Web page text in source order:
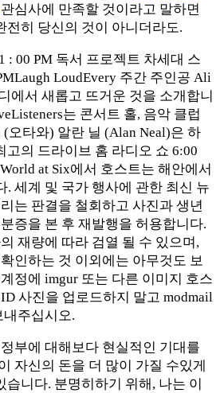
관심사에 만족할 것이라고 말하면
전히 당신의 것이 아니더라도.
: 00 PM 독서 프로젝트 차세대 스
LoudEvery 주간 주인공 Ali
에서 새롭고 뜨거운 것을 소개합니
는 콘서트 홀, 음악 클럽
오타와) 알란 닐 (Alan Neal)은 하
고의 드라이브 홈 라디오 쇼 6:00
at Six에서 호스트는 해안에서
. 세계 및 국가 행사에 관한 최신 뉴
는 판결을 철회하고 사진과 생년
증을 본 후 재발행을 허용합니다.
재량에 따라 검열 될 수 있으며,
인하는 것 이외에는 아무것도 보
정에 imgur 또는 다른 이미지 호스
사진을 업로드하지 말고 modmail
내주십시오.
부에 대해보다 현실적인 기대를
자신의 돈을 더 많이 가질 수있게
습니다. 분명히하기 위해, 나는 이